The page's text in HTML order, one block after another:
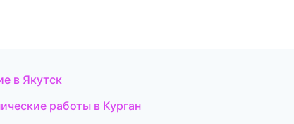
в Якутск
работы в Курган